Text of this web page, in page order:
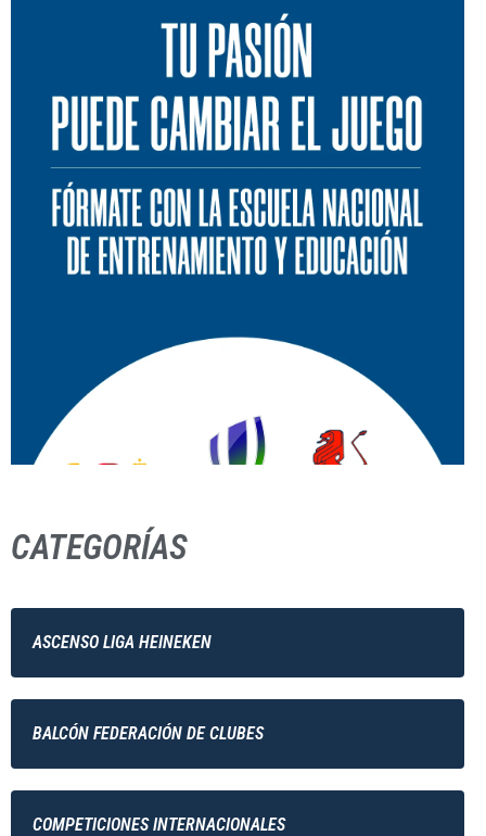
CATEGORÍAS
ASCENSO LIGA HEINEKEN
BALCÓN FEDERACIÓN DE CLUBES
COMPETICIONES INTERNACIONALES